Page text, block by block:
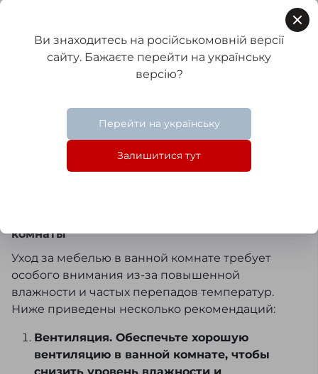
• от 1 до 10 кг — 80 грн
• от 10 до 30 кг — 140 грн
• от 1 до 10 кг — 135 грн
• от 10 до 30 кг — 175 грн
комнаты
Уход за мебелью в ванной комнате требует
особого внимания из-за повышенной
влажности и частых перепадов температур.
Ниже приведены несколько рекомендаций:
Вентиляция. Обеспечьте хорошую
вентиляцию в ванной комнате, чтобы
Ви знаходитесь на російськомовній версії
сайту. Бажаєте перейти на українську
версію?
Перейти на українську
Залишитися тут